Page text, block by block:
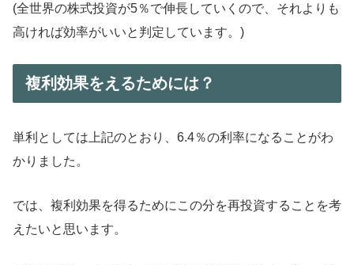
(全世界の株式投資が5％で伸長していくので、それよりも
高ければ効率がいいと判定しています。)
複利効果をえるためには？
単利としては上記のとおり、6.4％の利率になることがわ
かりました。
では、複利効果を得るためにこの分を再投資することを考
えたいと思います。